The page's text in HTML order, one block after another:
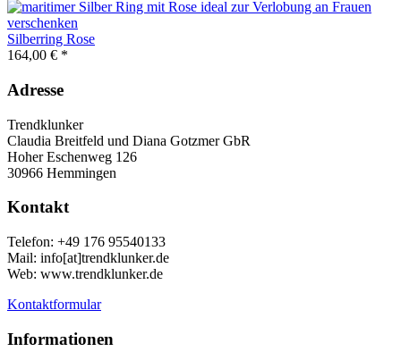
Silberring Rose
164,00 € *
Adresse
Trendklunker
Claudia Breitfeld und Diana Gotzmer GbR
Hoher Eschenweg 126
30966 Hemmingen
Kontakt
Telefon: +49 176 95540133
Mail: info[at]trendklunker.de
Web: www.trendklunker.de
Kontaktformular
Informationen